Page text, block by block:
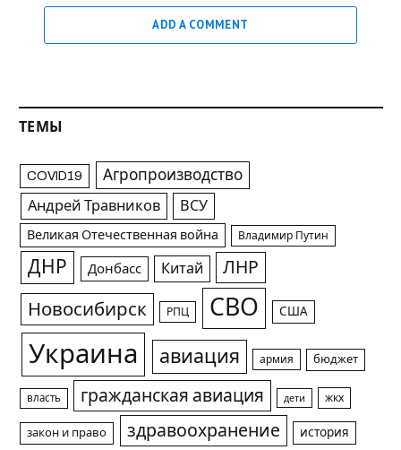
ADD A COMMENT
ТЕМЫ
COVID19 Агропроизводство
Андрей Травников ВСУ
Великая Отечественная война Владимир Путин
ДНР Донбасс Китай ЛНР
Новосибирск РПЦ СВО США
Украина авиация армия бюджет
власть гражданская авиация дети жкх
закон и право здравоохранение история